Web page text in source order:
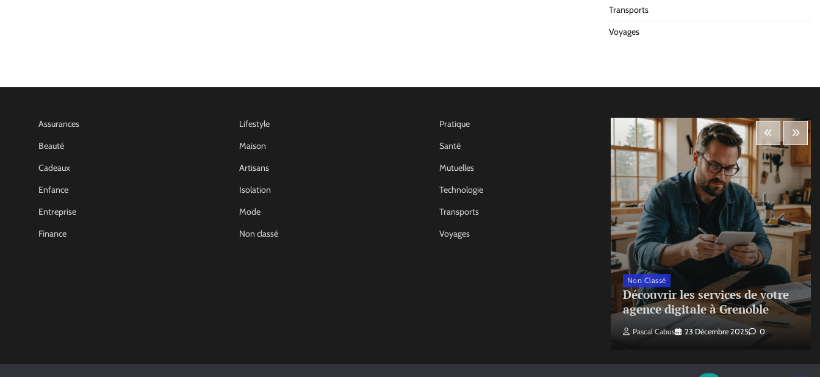
Transports
Voyages
Assurances
Beauté
Cadeaux
Enfance
Entreprise
Finance
Lifestyle
Maison
Artisans
Isolation
Mode
Non classé
Pratique
Santé
Mutuelles
Technologie
Transports
Voyages
Non Classé
Découvrir les services de votre
agence digitale à Grenoble
Pascal Cabus 23 Décembre 2025 0